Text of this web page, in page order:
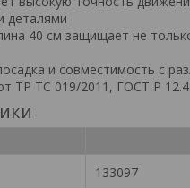
деталями
40 см защищает не
и совместимость с
ТР ТС 019/2011, ГОСТ Р
133097